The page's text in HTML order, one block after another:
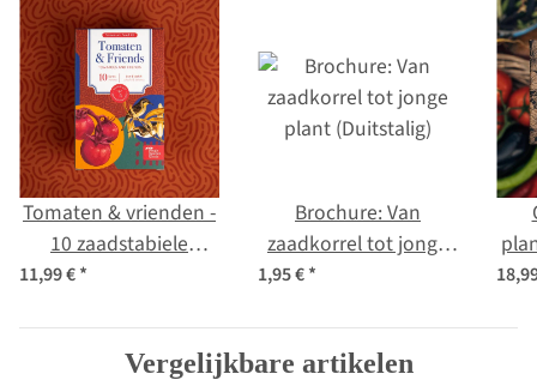
Tomaten & vrienden -
10 zaadstabiele
tomaten- en
kleurrijk & heerlijk -
starter zaad set
11,99 €*
Brochure: Van
zaadkorrel tot jonge
plant (Duitstalig)
1,95 €*
Vergelijkbare artikelen